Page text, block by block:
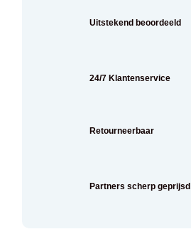
Uitstekend beoordeeld
24/7 Klantenservice
Retourneerbaar
Partners scherp geprijsd